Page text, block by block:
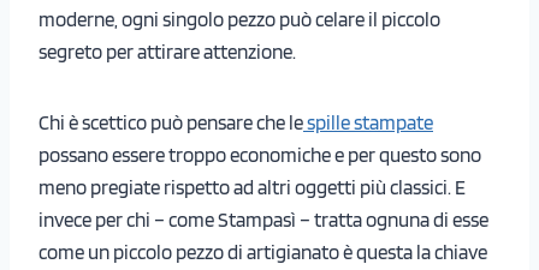
moderne, ogni singolo pezzo può celare il piccolo
segreto per attirare attenzione.
Chi è scettico può pensare che lespille stampate
possano essere troppo economiche e per questo sono
meno pregiate rispetto ad altri oggetti più classici. E
invece per chi – come Stampasì – tratta ognuna di esse
come un piccolo pezzo di artigianato è questa la chiave